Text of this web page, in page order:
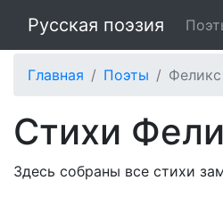
Русская поэзия
Главная Поэты
Стихи
Здесь собраны все стихи